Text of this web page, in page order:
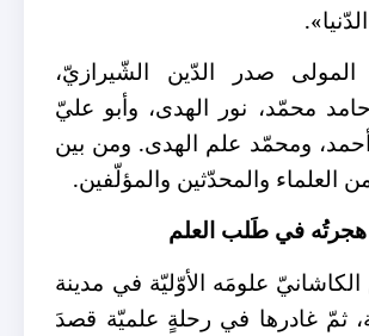
المولى صدر الدّين الشّيرازيّ،
حامد محمّد، نور الهدى، وأبو عليّ
ومحمّد علم الهدى. ومن بين
العلماء والمحدّثين والمؤلّفين.
هجرتُه في طَلب العلم
علومَه الأوّليّة في مدينة
ثمّ غادرها في رحلةٍ علميّة قصدَ